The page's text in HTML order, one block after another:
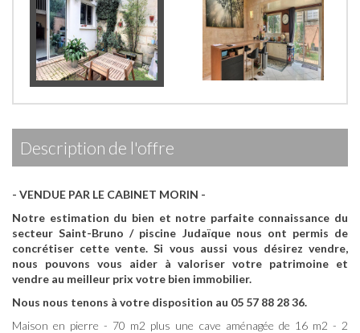
description de l'offre
- VENDUE PAR LE CABINET MORIN -
Notre estimation du bien et notre parfaite connaissance du
secteur Saint-Bruno / piscine Judaïque nous ont permis de
concrétiser cette vente.Si vous aussi vous désirez vendre,
nous pouvons vous aider à valoriser votre patrimoine et
vendre au meilleur prix votre bien immobilier.
Nous nous tenons à votre disposition au 05 57 88 28 36.
Maison en pierre - 70 m2 plus une cave aménagée de 16 m2 - 2